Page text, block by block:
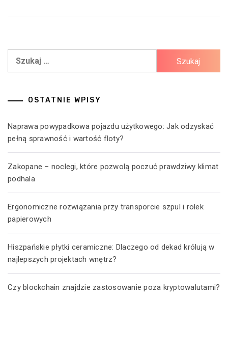
Szukaj:
OSTATNIE WPISY
Naprawa powypadkowa pojazdu użytkowego: Jak odzyskać
pełną sprawność i wartość floty?
Zakopane – noclegi, które pozwolą poczuć prawdziwy klimat
podhala
Ergonomiczne rozwiązania przy transporcie szpul i rolek
papierowych
Hiszpańskie płytki ceramiczne: Dlaczego od dekad królują w
najlepszych projektach wnętrz?
Czy blockchain znajdzie zastosowanie poza kryptowalutami?